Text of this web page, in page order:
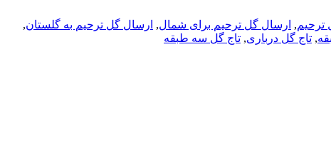
ترحیم, ارسال گل ترحیم برای شمال, ارسال گل ترحیم به گلستان,
, تاج گل درباری, تاج گل سه طبقه